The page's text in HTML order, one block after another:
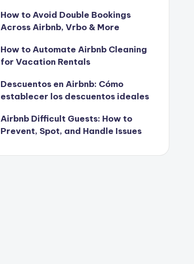
How to Avoid Double Bookings
Across Airbnb, Vrbo & More
How to Automate Airbnb Cleaning
for Vacation Rentals
Descuentos en Airbnb: Cómo
establecer los descuentos ideales
Airbnb Difficult Guests: How to
Prevent, Spot, and Handle Issues